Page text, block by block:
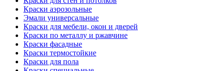
Краски аэрозольные
Эмали универсальные
Краски для мебели, окон и дверей
Краски по металлу и ржавчине
Краски фасадные
Краски термостойкие
Краски для пола